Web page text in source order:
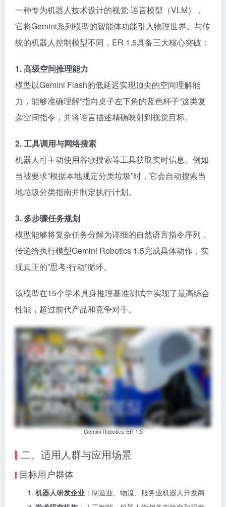
一种专为机器人技术设计的视觉-语言模型（VLM），
它将Gemini系列模型的智能体功能引入物理世界。与传
统的机器人控制模型不同，ER 1.5具备三大核心突破：
1. 高级空间推理能力
模型以Gemini Flash的低延迟实现顶尖的空间理解能
力，能够准确理解”指向桌子左下角的蓝色杯子”这类复
杂空间指令，并将语言描述精确映射到视觉目标。
2. 工具调用与网络搜索
机器人可主动使用谷歌搜索等工具获取实时信息。例如
当被要求”根据本地规定分类垃圾”时，它会自动搜索当
地垃圾分类指南并制定执行计划。
3. 多步骤任务规划
模型能够将复杂任务分解为详细的自然语言指令序列，
传递给执行模型Gemini Robotics 1.5完成具体动作，实
现真正的”思考-行动”循环。
该模型在15个学术具身推理基准测试中实现了最高综合
性能，超过前代产品和竞争对手。
Gemini Robotics-ER 1.5
二、适用人群与应用场景
目标用户群体
机器人研发企业 ：制造业、物流、服务业机器人开发商